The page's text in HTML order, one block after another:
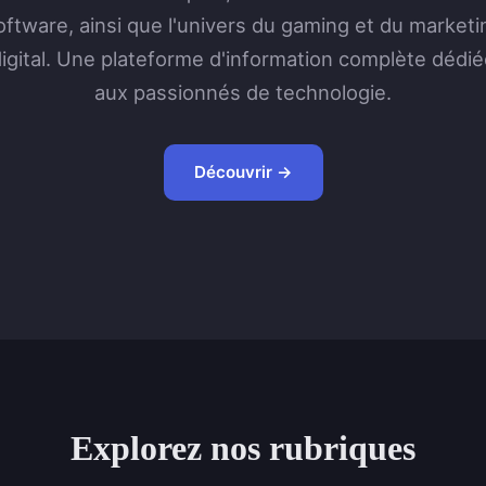
ainsi que l'univers du gaming et du
Une plateforme d'information complète
aux passionnés de technologie.
Découvrir →
Explorez nos rubriques